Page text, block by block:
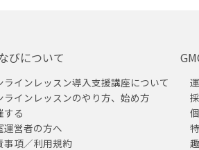
びについて
ラインレッスン導入支援講座について
ラインレッスンのやり方、始め方
する
運営者の方へ
事項／利用規約